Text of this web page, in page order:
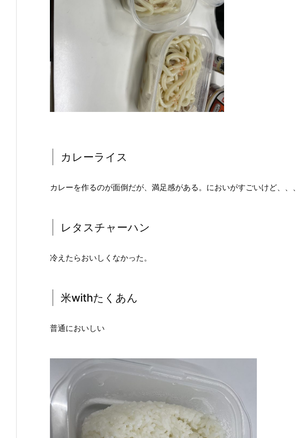
カレーライス
カレーを作るのが面倒だが、満足感がある。においがすごいけど、、、
レタスチャーハン
冷えたらおいしくなかった。
米withたくあん
普通においしい